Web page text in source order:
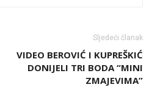
Sljedeći članak
VIDEO BEROVIĆ I KUPREŠKIĆ
DONIJELI TRI BODA “MINI
ZMAJEVIMA”